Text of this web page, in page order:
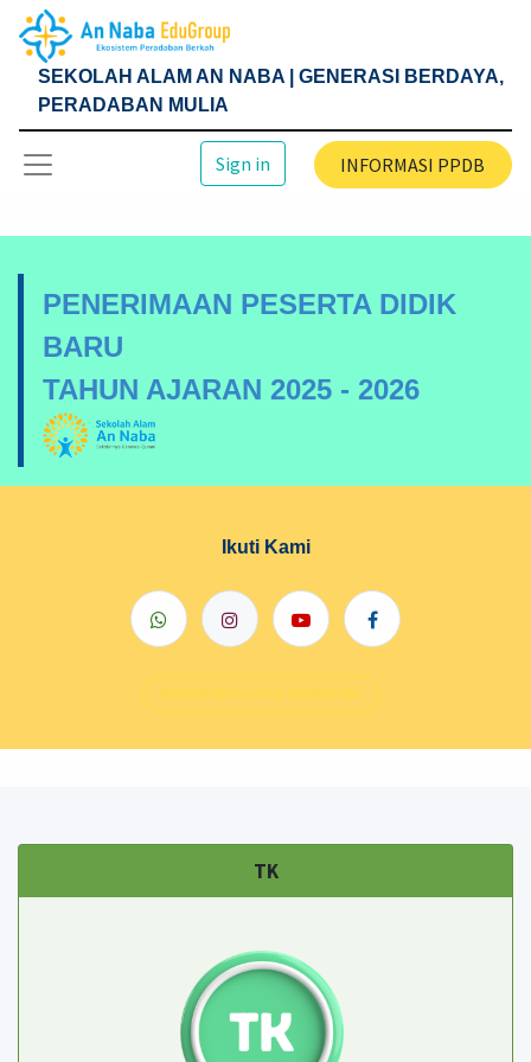
SEKOLAH ALAM AN NABA | GENERASI BERDAYA,
PERADABAN MULIA
Sign in INFORMASI PPDB
PENERIMAAN PESERTA DIDIK
BARU
TAHUN AJARAN 2025 - 2026
Ikuti Kami
BROSUR SEKOLAH ALAM ANNABA
TK